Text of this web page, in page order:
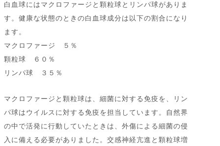
白血球にはマクロファージと顆粒球とリンパ球がありま
す。健康な状態のときの白血球成分は以下の割合になり
ます。
マクロファージ ５％
顆粒球 ６０％
リンパ球 ３５％
マクロファージと顆粒球は、細菌に対する免疫を、リン
パ球はウイルスに対する免疫を担当しています。自然界
の中で活発に行動していたときは、外傷による細菌の侵
入に備える必要がありました。交感神経亢進と顆粒球増